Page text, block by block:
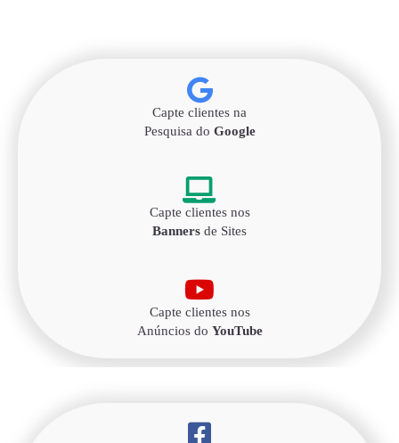
Capte clientes na
Pesquisa do Google
Capte clientes nos
Banners de Sites
Capte clientes nos
Anúncios do YouTube